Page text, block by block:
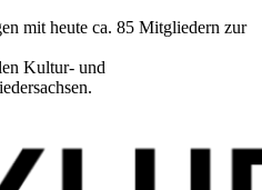
mit heute ca. 85 Mitgliedern zur
Kultur- und